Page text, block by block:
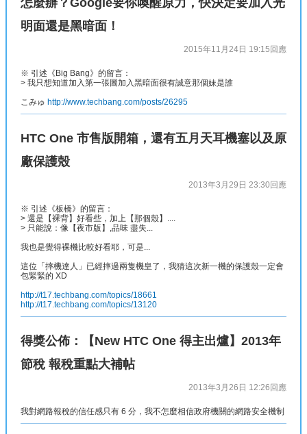
怎麼辦？Google要你喚醒原力，快決定要加入光
明面還是黑暗面！
2015年11月24日 19:15 回應
※ 引述《Big Bang》的留言：
> 我只想知道加入第一張圖加入黑暗面很有誠意那個妹是誰
こみゅ http://www.techbang.com/posts/26295
HTC One 市售版開箱，還有五月天耳機塞以及原
廠保護殼
2013年3月29日 23:30 回應
※ 引述《板橋》的留言：
> 還是【裸背】好看些，加上【那個殼】....
> 只能說：像【夜市版】,品味 盡失...
我也是覺得裸機比較好看耶，可是...
這位「摔機達人」已經摔過兩隻機皇了，我猜這次新一機的保護殼一定會
包緊緊的 XD
http://t17.techbang.com/topics/18661
http://t17.techbang.com/topics/13120
得獎公佈：【New HTC One 得主出爐】2013年
節稅 報稅重點大補帖
2013年3月26日 12:26 回應
我對網路報稅的信任感只有 6 分，我不怎麼相信政府機關的網路安全機制